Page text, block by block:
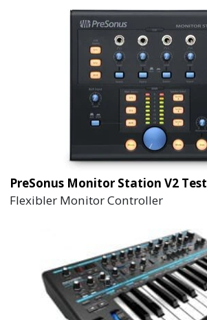
PreSonus Monitor Station V2 Test
Flexibler Monitor Controller